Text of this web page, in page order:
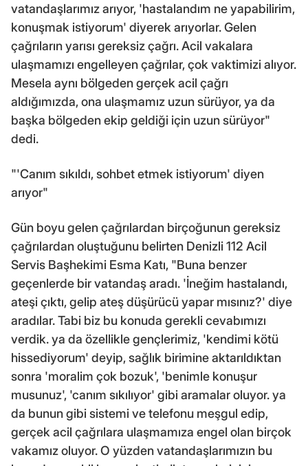
vatandaşlarımız arıyor, 'hastalandım ne yapabilirim,
konuşmak istiyorum' diyerek arıyorlar. Gelen
çağrıların yarısı gereksiz çağrı. Acil vakalara
ulaşmamızı engelleyen çağrılar, çok vaktimizi alıyor.
Mesela aynı bölgeden gerçek acil çağrı
aldığımızda, ona ulaşmamız uzun sürüyor, ya da
başka bölgeden ekip geldiği için uzun sürüyor"
dedi.
"'Canım sıkıldı, sohbet etmek istiyorum' diyen
arıyor"
Gün boyu gelen çağrılardan birçoğunun gereksiz
çağrılardan oluştuğunu belirten Denizli 112 Acil
Servis Başhekimi Esma Katı, "Buna benzer
geçenlerde bir vatandaş aradı. 'İneğim hastalandı,
ateşi çıktı, gelip ateş düşürücü yapar mısınız?' diye
aradılar. Tabi biz bu konuda gerekli cevabımızı
verdik. ya da özellikle gençlerimiz, 'kendimi kötü
hissediyorum' deyip, sağlık birimine aktarıldıktan
sonra 'moralim çok bozuk', 'benimle konuşur
musunuz', 'canım sıkılıyor' gibi aramalar oluyor. ya
da bunun gibi sistemi ve telefonu meşgul edip,
gerçek acil çağrılara ulaşmamıza engel olan birçok
vakamız oluyor. O yüzden vatandaşlarımızın bu